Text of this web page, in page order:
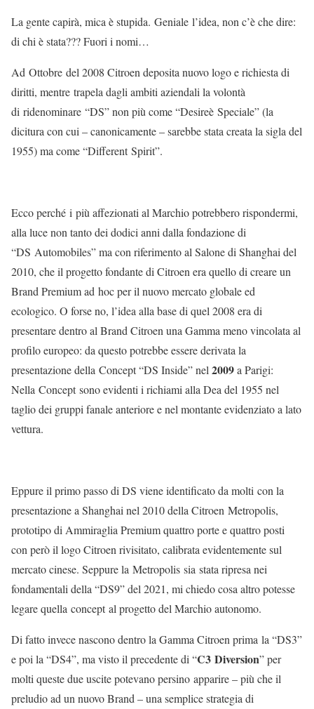
La gente capirà, mica è stupida. Geniale l’idea, non c’è che dire:
di chi è stata??? Fuori i nomi…
Ad Ottobre del 2008 Citroen deposita nuovo logo e richiesta di
diritti, mentre trapela dagli ambiti aziendali la volontà
di ridenominare “DS” non più come “Desireè Speciale” (la
dicitura con cui – canonicamente – sarebbe stata creata la sigla del
1955) ma come “Different Spirit”.
Ecco perché i più affezionati al Marchio potrebbero rispondermi,
alla luce non tanto dei dodici anni dalla fondazione di
“DS Automobiles” ma con riferimento al Salone di Shanghai del
2010, che il progetto fondante di Citroen era quello di creare un
Brand Premium ad hoc per il nuovo mercato globale ed
ecologico. O forse no, l’idea alla base di quel 2008 era di
presentare dentro al Brand Citroen una Gamma meno vincolata al
profilo europeo: da questo potrebbe essere derivata la
presentazione della Concept “DS Inside” nel 2009a Parigi:
Nella Concept sono evidenti i richiami alla Dea del 1955 nel
taglio dei gruppi fanale anteriore e nel montante evidenziato a lato
vettura.
Eppure il primo passo di DS viene identificato da molti con la
presentazione a Shanghai nel 2010 della Citroen Metropolis,
prototipo di Ammiraglia Premium quattro porte e quattro posti
con però il logo Citroen rivisitato, calibrata evidentemente sul
mercato cinese. Seppure la Metropolis sia stata ripresa nei
fondamentali della “DS9” del 2021, mi chiedo cosa altro potesse
legare quella concept al progetto del Marchio autonomo.
Di fatto invece nascono dentro la Gamma Citroen prima la “DS3”
e poi la “DS4”, ma visto il precedente di “C3 Diversion” per
molti queste due uscite potevano persino apparire – più che il
preludio ad un nuovo Brand – una semplice strategia di